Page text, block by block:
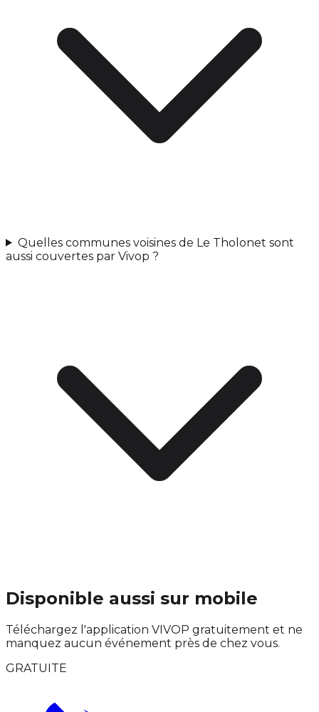
Quelles communes voisines de Le Tholonet sont
aussi couvertes par Vivop ?
Disponible aussi sur mobile
Téléchargez l'application VIVOP gratuitement et ne
manquez aucun événement près de chez vous.
GRATUITE